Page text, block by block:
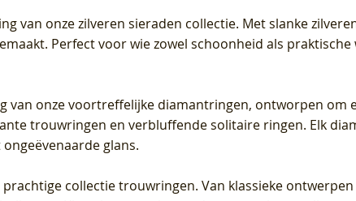
van onze zilveren sieraden collectie. Met slanke
Perfect voor wie zowel schoonheid als
van onze voortreffelijke diamantringen, ontworpen om
trouwringen en verbluffende solitaire ringen. Elk
glans.
prachtige collectie trouwringen. Van klassieke